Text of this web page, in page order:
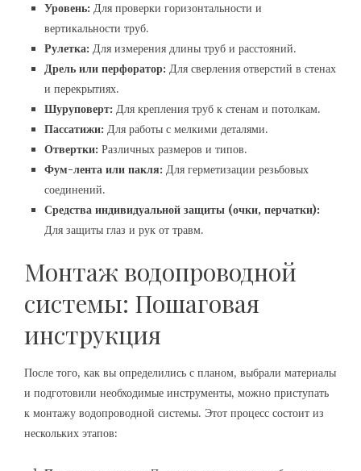
Уровень: Для проверки горизонтальности и
вертикальности труб.
Рулетка: Для измерения длины труб и расстояний.
Дрель или перфоратор: Для сверления отверстий в стенах
и перекрытиях.
Шуруповерт: Для крепления труб к стенам и потолкам.
Пассатижи: Для работы с мелкими деталями.
Отвертки: Различных размеров и типов.
Фум-лента или пакля: Для герметизации резьбовых
соединений.
Средства индивидуальной защиты (очки, перчатки):
Для защиты глаз и рук от травм.
Монтаж водопроводной
системы: Пошаговая
инструкция
После того, как вы определились с планом, выбрали материалы
и подготовили необходимые инструменты, можно приступать
к монтажу водопроводной системы. Этот процесс состоит из
нескольких этапов: